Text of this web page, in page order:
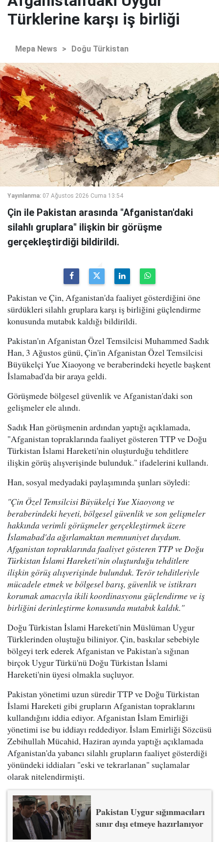
Türklerine karşı iş birliği
Mepa News > Doğu Türkistan
Yayınlanma: 07 Ağustos 2026 Cuma 13:54
Çin ile Pakistan arasında "Afganistan'daki
silahlı gruplara" ilişkin bir görüşme
gerçekleştirdiği bildirildi.
Pakistan ve Çin, Afganistan'da faaliyet gösterdiğini öne
sürdükleri silahlı gruplara karşı iş birliğini güçlendirme
konusunda mutabık kaldığı bildirildi.
Pakistan'ın Afganistan Özel Temsilcisi Muhammed Sadık
Han, 3 Ağustos günü, Çin'in Afganistan Özel Temsilcisi
Büyükelçi Yue Xiaoyong ve beraberindeki heyetle başkent
İslamabad'da bir araya geldi.
Görüşmede bölgesel güvenlik ve Afganistan'daki son
gelişmeler ele alındı.
Sadık Han görüşmenin ardından yaptığı açıklamada,
"Afganistan topraklarında faaliyet gösteren TTP ve Doğu
Türkistan İslami Hareketi'nin oluşturduğu tehditlere
ilişkin görüş alışverişinde bulunduk." ifadelerini kullandı.
Han, sosyal medyadaki paylaşımında şunları söyledi:
"Çin Özel Temsilcisi Büyükelçi Yue Xiaoyong ve
beraberindeki heyeti, bölgesel güvenlik ve son gelişmeler
hakkında verimli görüşmeler gerçekleştirmek üzere
İslamabad'da ağırlamaktan memnuniyet duydum.
Afganistan topraklarında faaliyet gösteren TTP ve Doğu
Türkistan İslami Hareketi'nin oluşturduğu tehditlere
ilişkin görüş alışverişinde bulunduk. Terör tehditleriyle
mücadele etmek ve bölgesel barış, güvenlik ve istikrarı
korumak amacıyla ikili koordinasyonu güçlendirme ve iş
birliğini derinleştirme konusunda mutabık kaldık."
Doğu Türkistan İslami Hareketi'nin Müslüman Uygur
Türklerinden oluştuğu biliniyor. Çin, baskılar sebebiyle
bölgeyi terk ederek Afganistan ve Pakistan'a sığınan
birçok Uygur Türkü'nü Doğu Türkistan İslami
Hareketi'nin üyesi olmakla suçluyor.
Pakistan yönetimi uzun süredir TTP ve Doğu Türkistan
İslami Hareketi gibi grupların Afganistan topraklarını
kullandığını iddia ediyor. Afganistan İslam Emirliği
yönetimi ise bu iddiayı reddediyor. İslam Emirliği Sözcüsü
Zebihullah Mücahid, Haziran ayında yaptığı açıklamada
Afganistan'da yabancı silahlı grupların faaliyet gösterdiği
yönündeki iddiaları "eski ve tekrarlanan" suçlamalar
olarak nitelendirmişti.
Pakistan Uygur sığınmacıları
sınır dışı etmeye hazırlanıyor